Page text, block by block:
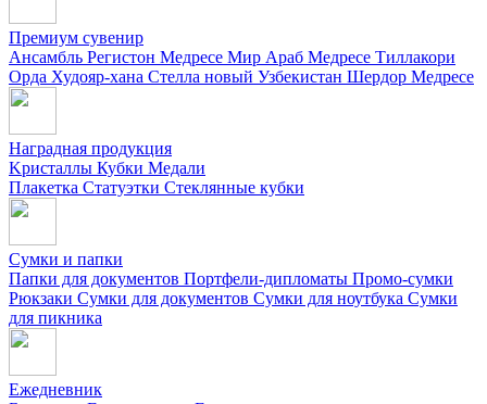
Премиум сувенир
Ансамбль Регистон Медресе Мир Араб Медресе Тиллакори
Орда Худояр-хана Стелла новый Узбекистан Шердор Медресе
Наградная продукция
Kристаллы Кубки Медали
Плакетка Статуэтки Стеклянные кубки
Сумки и папки
Папки для документов Портфели-дипломаты Промо-сумки
Рюкзаки Сумки для документов Сумки для ноутбука Сумки
для пикника
Ежедневник